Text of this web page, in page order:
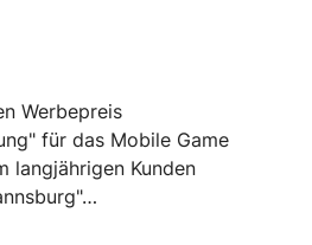
Werbepreis
für das Mobile Game
langjährigen Kunden